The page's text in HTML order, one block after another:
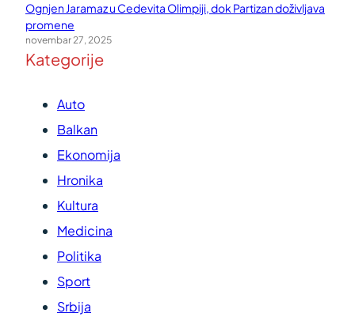
Ognjen Jaramaz u Cedevita Olimpiji, dok Partizan doživljava
promene
novembar 27, 2025
Kategorije
Auto
Balkan
Ekonomija
Hronika
Kultura
Medicina
Politika
Sport
Srbija